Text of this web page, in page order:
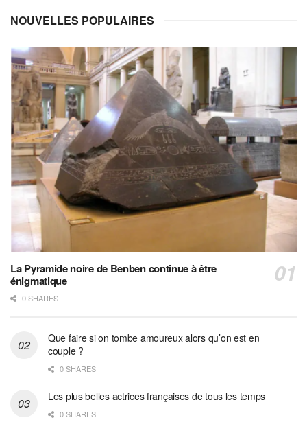
NOUVELLES POPULAIRES
La Pyramide noire de Benben continue à être
énigmatique
0 SHARES
Que faire si on tombe amoureux alors qu’on est en
couple ?
0 SHARES
Les plus belles actrices françaises de tous les temps
0 SHARES